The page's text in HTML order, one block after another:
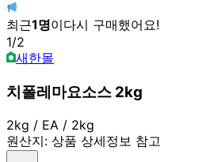
최근1명이다시 구매했어요!
1/2
새한몰
치폴레마요소스 2kg
2kg / EA / 2kg
원산지: 상품 상세정보 참고